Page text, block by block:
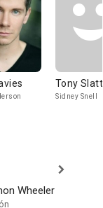
Tony
Sidney Snell
Wheeler